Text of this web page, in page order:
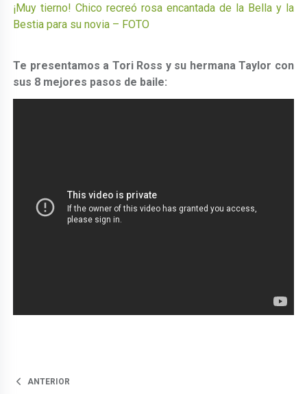
¡Muy tierno! Chico recreó rosa encantada de la Bella y la
Bestia para su novia – FOTO
Te presentamos a Tori Ross y su hermana Taylor con
sus 8 mejores pasos de baile:
ANTERIOR